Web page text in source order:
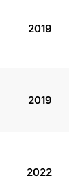
2019
2019
2022